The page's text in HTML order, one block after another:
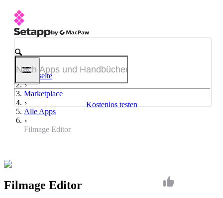
Kostenlos testen
Startseite
Marketplace
Alle Apps
Filmage Editor
Filmage Editor